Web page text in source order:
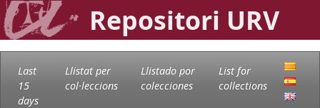
Repositori URV
Last
15
days
Llistat per
col·leccions
Llistado por
colecciones
List for
collections